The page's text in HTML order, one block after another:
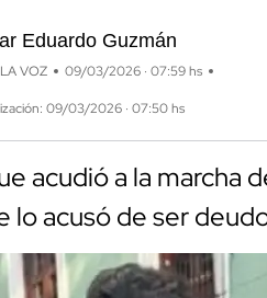
Eduardo Guzmán
VOZ 09/03/2026 · 07:59 hs
09/03/2026 · 07:50 hs
acudió a la marcha
lo acusó de ser